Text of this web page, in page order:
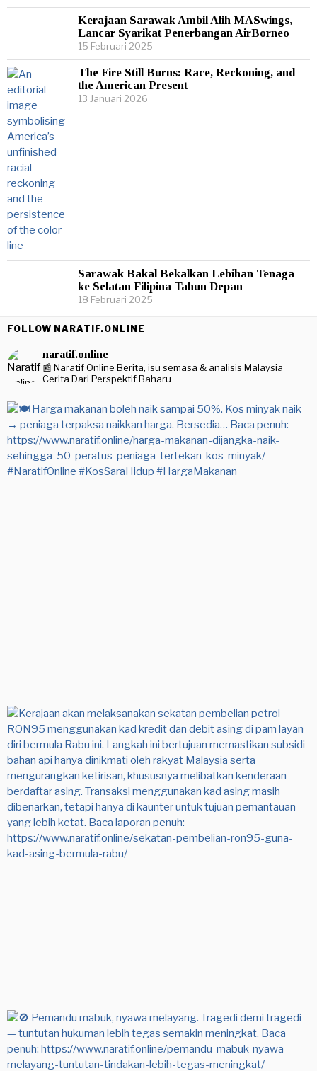
Kerajaan Sarawak Ambil Alih MASwings,
Lancar Syarikat Penerbangan AirBorneo
15 Februari 2025
The Fire Still Burns: Race, Reckoning, and
the American Present
13 Januari 2026
Sarawak Bakal Bekalkan Lebihan Tenaga
ke Selatan Filipina Tahun Depan
18 Februari 2025
FOLLOW NARATIF.ONLINE
naratif.online
📰 Naratif Online Berita, isu semasa & analisis Malaysia
Cerita Dari Perspektif Baharu